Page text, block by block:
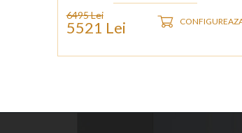
6495 Lei
5521 Lei